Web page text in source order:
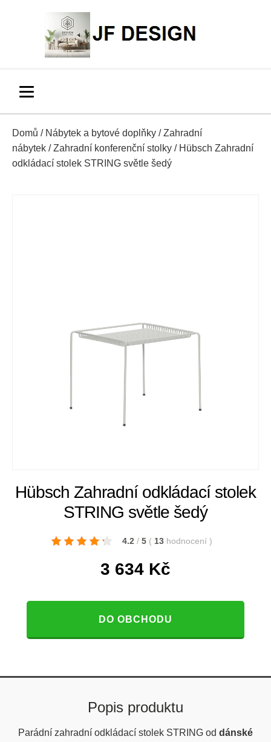
Domů / Nábytek a bytové doplňky /Zahradní
nábytek /Zahradní konferenční stolky / Hübsch Zahradní
odkládací stolek STRING světle šedý
Hübsch Zahradní odkládací stolek
STRING světle šedý
4.2 / 5 ( 13 hodnocení )
3 634 Kč
DO OBCHODU
Popis produktu
Parádní zahradní odkládací stolek STRING od dánské